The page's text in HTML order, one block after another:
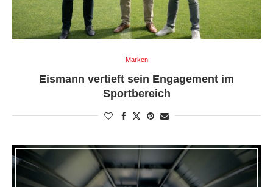
Marken
Eismann vertieft sein Engagement im
Sportbereich